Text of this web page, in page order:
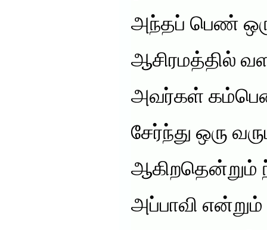
அந்தப் பெண்
ஆசிரமத்தில்
அவர்கள்
சேர்ந்து ஒரு
ஆகிறதென்றும்
அப்பாவி என்றும்